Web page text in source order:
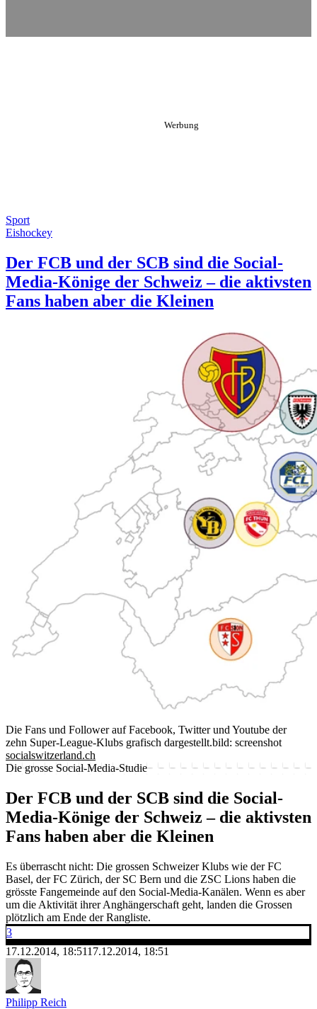
Sport
Eishockey
Der FCB und der SCB sind die Social-
Media-Könige der Schweiz – die aktivsten
Fans haben aber die Kleinen
Die Fans und Follower auf Facebook, Twitter und Youtube der
zehn Super-League-Klubs grafisch dargestellt.bild: screenshot
socialswitzerland.ch
Die grosse Social-Media-Studie
Der FCB und der SCB sind die Social-
Media-Könige der Schweiz – die aktivsten
Fans haben aber die Kleinen
Es überrascht nicht: Die grossen Schweizer Klubs wie der FC
Basel, der FC Zürich, der SC Bern und die ZSC Lions haben die
grösste Fangemeinde auf den Social-Media-Kanälen. Wenn es aber
um die Aktivität ihrer Anghängerschaft geht, landen die Grossen
plötzlich am Ende der Rangliste.
3
17.12.2014, 18:5117.12.2014, 18:51
Philipp Reich